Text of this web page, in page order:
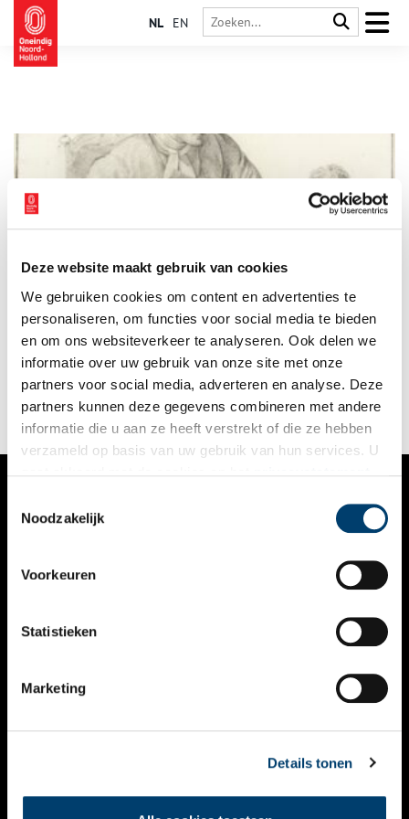
Deze website maakt gebruik van cookies
We gebruiken cookies om content en advertenties te
personaliseren, om functies voor social media te bieden
en om ons websiteverkeer te analyseren. Ook delen we
informatie over uw gebruik van onze site met onze
partners voor social media, adverteren en analyse. Deze
partners kunnen deze gegevens combineren met andere
informatie die u aan ze heeft verstrekt of die ze hebben
verzameld op basis van uw gebruik van hun services. U
Noodzakelijk
Voorkeuren
Statistieken
Marketing
Details tonen
NL EN
Werkdruk, onderbetaling en de daarmee samenhangende
kwaliteit van het onderwijs krijgen veel aandacht in de media.
Niet voor het eerst, want al aan het einde van de 18de en het
begin van de 19de eeuw werd binnen de Bataafse Republiek
een debat over de kwaliteit van het lager onderwijs gevoerd.
Ook destijds presteerde het onderwijs volgens velen
onvoldoende om zijn maatschappelijke taak te vervullen. In
1801 werd een nieuwe onderwijswet ingevoerd.
VERHALEN
KALENDER
THEMA’S
VIDEO’S
CONTACT